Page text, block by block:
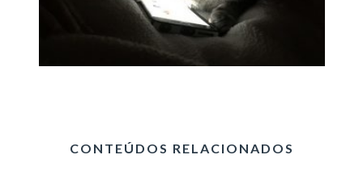
CONTEÚDOS RELACIONADOS